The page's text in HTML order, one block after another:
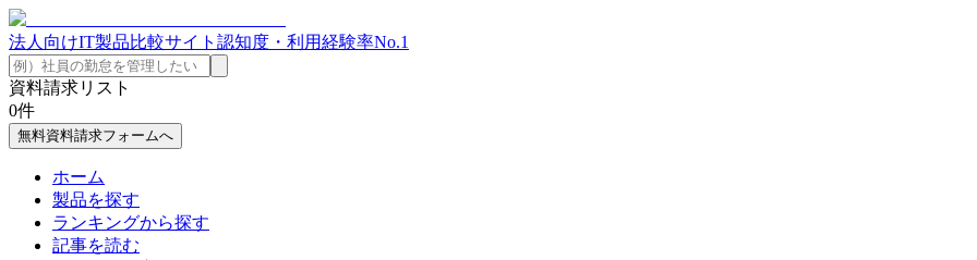
法人向けIT製品比較サイト 認知度・利用経験率No.1
資料請求リスト
0件
無料資料請求フォームへ
ホーム
製品を探す
ランキングから探す
記事を読む